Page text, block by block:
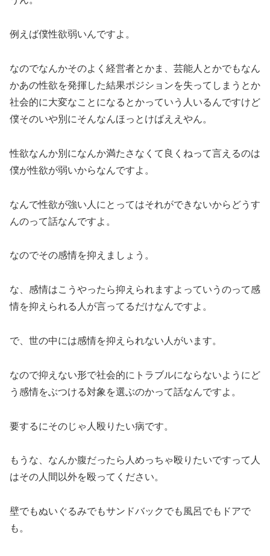
例えば僕性欲弱いんですよ。
なのでなんかそのよく経営者とかま、芸能人とかでもなん
かあの性欲を発揮した結果ポジションを失ってしまうとか
社会的に大変なことになるとかっていう人いるんですけど
僕そのいや別にそんなんほっとけばええやん。
性欲なんか別になんか満たさなくて良くねって言えるのは
僕が性欲が弱いからなんですよ。
なんで性欲が強い人にとってはそれができないからどうす
んのって話なんですよ。
なのでその感情を抑えましょう。
な、感情はこうやったら抑えられますよっていうのって感
情を抑えられる人が言ってるだけなんですよ。
で、世の中には感情を抑えられない人がいます。
なので抑えない形で社会的にトラブルにならないようにど
う感情をぶつける対象を選ぶのかって話なんですよ。
要するにそのじゃ人殴りたい病です。
もうな、なんか腹だったら人めっちゃ殴りたいですって人
はその人間以外を殴ってください。
壁でもぬいぐるみでもサンドバックでも風呂でもドアで
も。